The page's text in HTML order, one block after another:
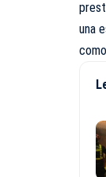
una